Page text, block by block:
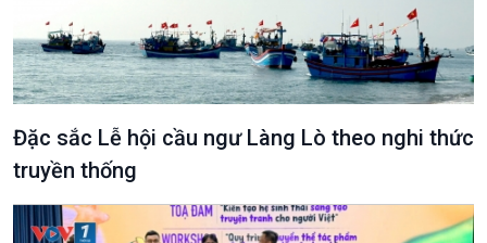
Xã hội
Tin Đời sống & Xã hội
360 độ Sức khỏe
Chuyển đổi Xanh
Tài nguyên và Môi trường
Chuyên gia của bạn
Xã hội chuyển động
Khoa học & Công nghệ
Tin Khoa học & Công nghệ
Kết nối công nghệ
Sống chung với biến đổi
Đặc sắc Lễ hội cầu ngư Làng Lò theo nghi thức
truyền thống